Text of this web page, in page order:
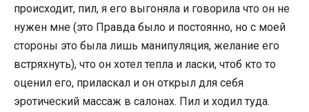
происходит, пил, я его выгоняла и говорила что он не
нужен мне (это Правда было и постоянно, но с моей
стороны это была лишь манипуляция, желание его
встряхнуть), что он хотел тепла и ласки, чтоб кто то
оценил его, приласкал и он открыл для себя
эротический массаж в салонах. Пил и ходил туда.